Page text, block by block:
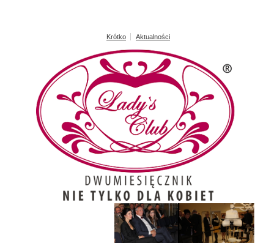
Krótko Aktualności